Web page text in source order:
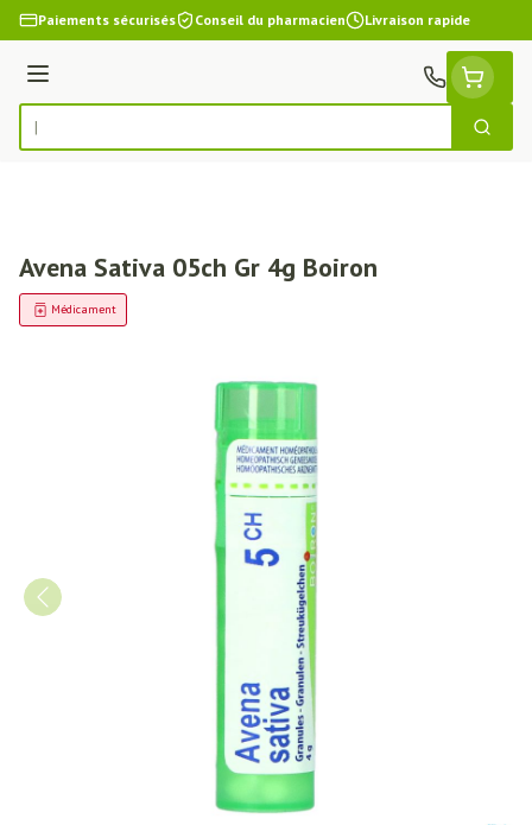
Aller au contenu
Paiements sécurisés Conseil du pharmacien Livraison rapide
Menu
Rechercher
Avena Sativa 05ch Gr 4g Boiron
Médicament